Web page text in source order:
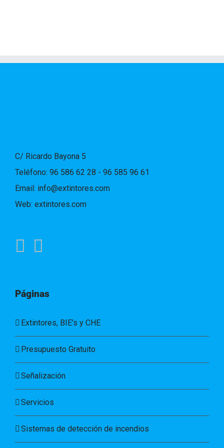
C/ Ricardo Bayona 5
Teléfono: 96 586 62 28 - 96 585 96 61
Email: info@extintores.com
Web: extintores.com
Páginas
Extintores, BIE’s y CHE
Presupuesto Gratuito
Señalización
Servicios
Sistemas de detección de incendios